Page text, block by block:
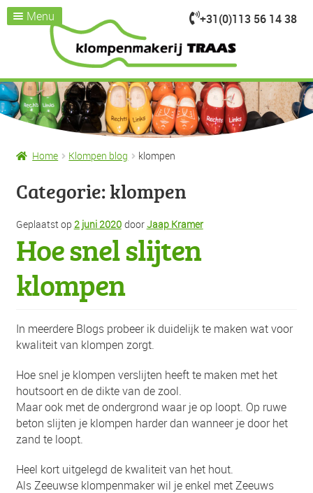
+31(0)113 56 14 38
Ga
GaMenu
Home
Assortiment
Submenu
uitvouwen
Kijk je nemen
Over ons
Klompenmakerij
Klompenwinkel
Nieuws & Evenementen
Home Klompen blog klompen
Categorie: klompen
Geplaatst op 2 juni 2020 doorJaap Kramer
Hoe snel slijten
klompen
In meerdere Blogs probeer ik duidelijk te maken wat voor
kwaliteit van klompen zorgt.
Hoe snel je klompen verslijten heeft te maken met het
houtsoort en de dikte van de zool.
Maar ook met de ondergrond waar je op loopt. Op ruwe
beton slijten je klompen harder dan wanneer je door het
zand te loopt.
Heel kort uitgelegd de kwaliteit van het hout.
Als Zeeuwse klompenmaker wil je enkel met Zeeuws